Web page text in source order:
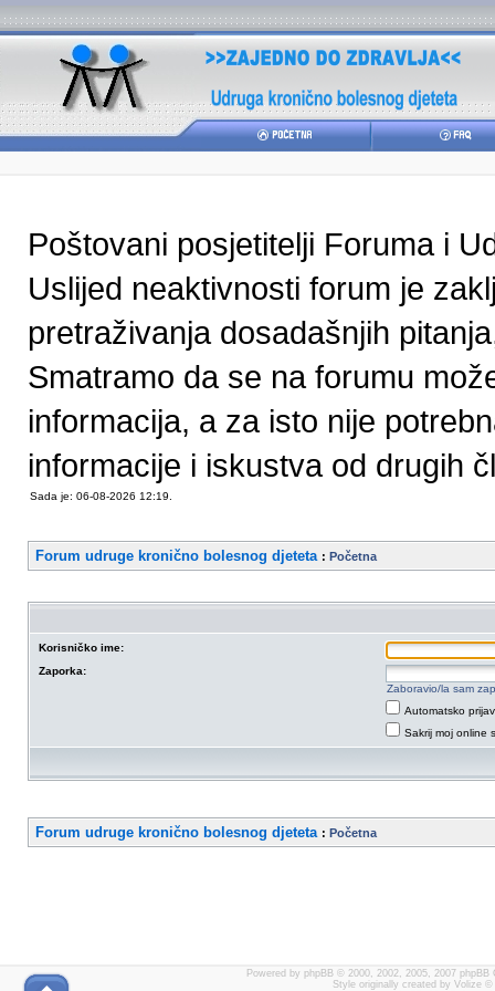
Poštovani posjetitelji Foruma i
Uslijed neaktivnosti forum je
pretraživanja dosadašnjih
Smatramo da se na forumu
informacija, a za isto nije
informacije i iskustva od drugih
Sada je: 06-08-2026 12:19.
Forum udruge kronično bolesnog djeteta : Početna
Korisničko ime:
Zaporka:
Zaboravio/la sam
Automatsko
Sakrij moj online
Forum udruge kronično bolesnog djeteta : Početna
Powered by phpBB © 2000, 2002, 2005, 2007 phpBB
Style originally created by Volize ©